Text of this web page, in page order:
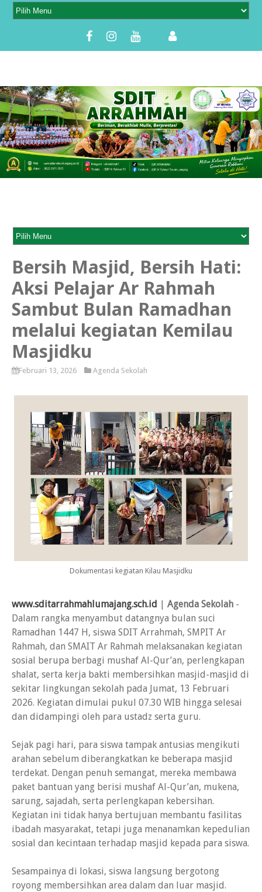
Bersih Masjid, Bersih Hati:
Aksi Pelajar Ar Rahmah
Sambut Bulan Ramadhan
melalui kegiatan Kemilau
Masjidku
Februari 13, 2026 Agenda Sekolah
Dokumentasi kegiatan Kilau Masjidku
www.sditarrahmahlumajang.sch.id Agenda Sekolah -
Dalam rangka menyambut datangnya bulan suci
Ramadhan 1447 H, siswa SDIT Arrahmah, SMPIT Ar
Rahmah, dan SMAIT Ar Rahmah melaksanakan kegiatan
sosial berupa berbagi mushaf Al-Qur’an, perlengkapan
shalat, serta kerja bakti membersihkan masjid-masjid di
sekitar lingkungan sekolah pada Jumat, 13 Februari
2026. Kegiatan dimulai pukul 07.30 WIB hingga selesai
dan didampingi oleh para ustadz serta guru.
Sejak pagi hari, para siswa tampak antusias mengikuti
arahan sebelum diberangkatkan ke beberapa masjid
terdekat. Dengan penuh semangat, mereka membawa
paket bantuan yang berisi mushaf Al-Qur’an, mukena,
sarung, sajadah, serta perlengkapan kebersihan.
Kegiatan ini tidak hanya bertujuan membantu fasilitas
ibadah masyarakat, tetapi juga menanamkan kepedulian
sosial dan kecintaan terhadap masjid kepada para siswa.
Sesampainya di lokasi, siswa langsung bergotong
royong membersihkan area dalam dan luar masjid.